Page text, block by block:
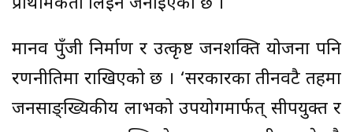
मानव पुँजी निर्माण र उत्कृष्ट जनशक्ति योजना पनि
रणनीतिमा राखिएको छ । ‘सरकारका तीनवटै तहमा
जनसाङ्ख्यिकीय लाभको उपयोगमार्फत् सीपयुक्त र